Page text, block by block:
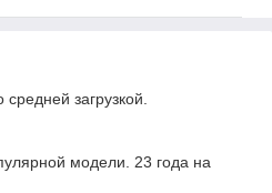
загрузкой.
модели. 23 года на